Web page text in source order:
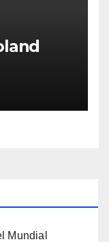
Mundial